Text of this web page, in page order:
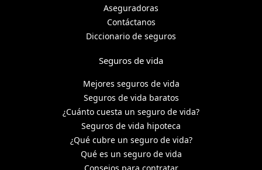
Aseguradoras
Contáctanos
Diccionario de seguros
Seguros de vida
Mejores seguros de vida
Seguros de vida baratos
¿Cuánto cuesta un seguro de vida?
Seguros de vida hipoteca
¿Qué cubre un seguro de vida?
Qué es un seguro de vida
Consejos para contratar